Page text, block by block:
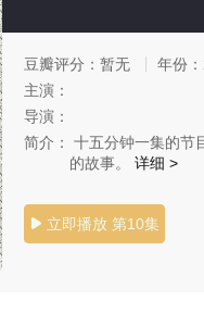
豆瓣评分： 暂无 年份：
主演：
导演：
简介：
十五分钟一集的节
的故事。 详细 >
 立即播放 第10集